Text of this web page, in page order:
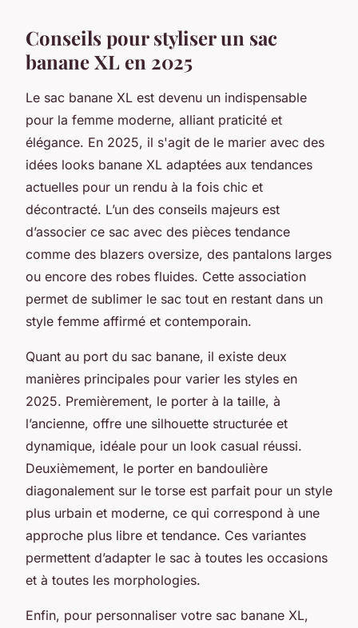
Conseils pour styliser un sac
banane XL en 2025
Le sac banane XL est devenu un indispensable
pour la femme moderne, alliant praticité et
élégance. En 2025, il s'agit de le marier avec des
idées looks banane XL adaptées aux tendances
actuelles pour un rendu à la fois chic et
décontracté. L’un des conseils majeurs est
d’associer ce sac avec des pièces tendance
comme des blazers oversize, des pantalons larges
ou encore des robes fluides. Cette association
permet de sublimer le sac tout en restant dans un
style femme affirmé et contemporain.
Quant au port du sac banane, il existe deux
manières principales pour varier les styles en
2025. Premièrement, le porter à la taille, à
l’ancienne, offre une silhouette structurée et
dynamique, idéale pour un look casual réussi.
Deuxièmement, le porter en bandoulière
diagonalement sur le torse est parfait pour un style
plus urbain et moderne, ce qui correspond à une
approche plus libre et tendance. Ces variantes
permettent d’adapter le sac à toutes les occasions
et à toutes les morphologies.
Enfin, pour personnaliser votre sac banane XL,